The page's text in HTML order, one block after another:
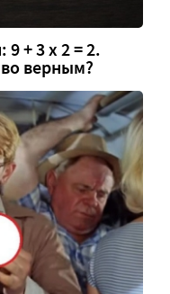
+ 3 х 2 = 2.
верным?